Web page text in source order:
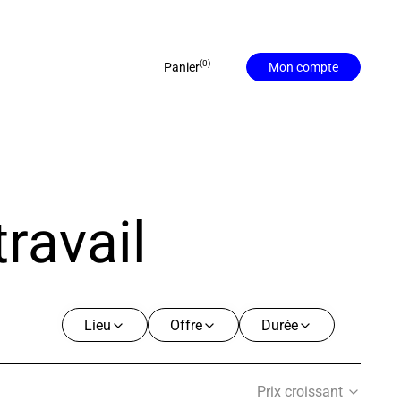
Panier 0 Mon compte
Lieu Offre Durée
Prix croissant